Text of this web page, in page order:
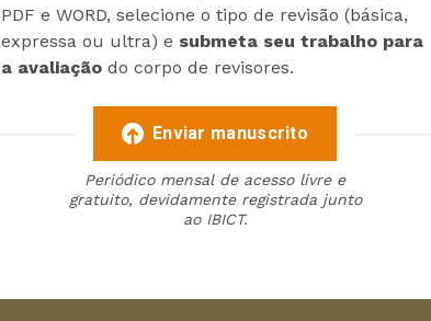
PDF e WORD, selecione o tipo de revisão (básica,
expressa ou ultra) e submeta seu trabalho para
a avaliação do corpo de revisores.
Enviar manuscrito
Periódico mensal de acesso livre e
gratuito, devidamente registrada junto
ao IBICT.